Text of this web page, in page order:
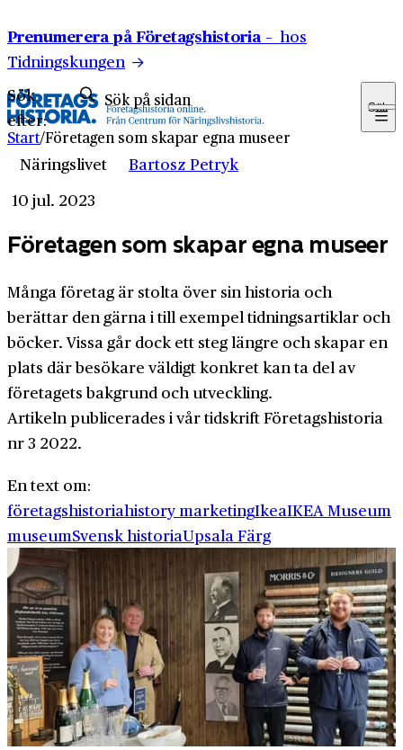
Prenumerera på Företagshistoria – hos
Tidningskungen
Sök
efter:
Sök
Start/Företagen som skapar egna museer
Näringslivet
Bartosz Petryk
10 jul. 2023
Företagen som skapar egna museer
Många företag är stolta över sin historia och
berättar den gärna i till exempel tidningsartiklar och
böcker. Vissa går dock ett steg längre och skapar en
plats där besökare väldigt konkret kan ta del av
företagets bakgrund och utveckling.
Artikeln publicerades i vår tidskrift Företagshistoria
nr 3 2022.
En text om:
företagshistoriahistory marketingIkeaIKEA Museum
museumSvensk historiaUpsala Färg